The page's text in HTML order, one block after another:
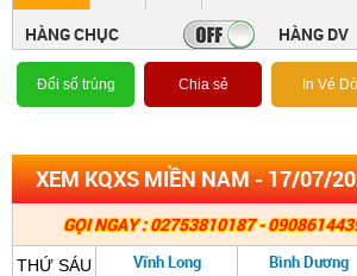
HÀNG CHỤC HÀNG DV
Đổi số trúng Chia sẻ In Vé Dò
XEM KQXS MIỀN NAM - 17/07/
GỌI NGAY : 02753810187 -
THỨ SÁU
Vĩnh Long Bình Dương